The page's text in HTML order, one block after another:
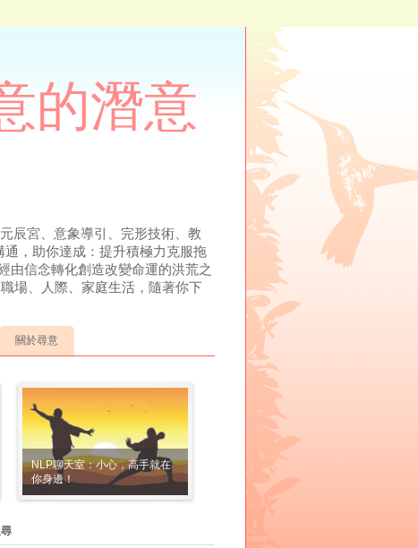
的潛意
辰宮、意象導引、完形技術、教
，助你達成：提升積極力克服拖
由信念轉化創造改變命運的洪荒之
場、人際、家庭生活，隨著你下
關於尋意
NLP聊天室：小心，高手就在
你身邊！